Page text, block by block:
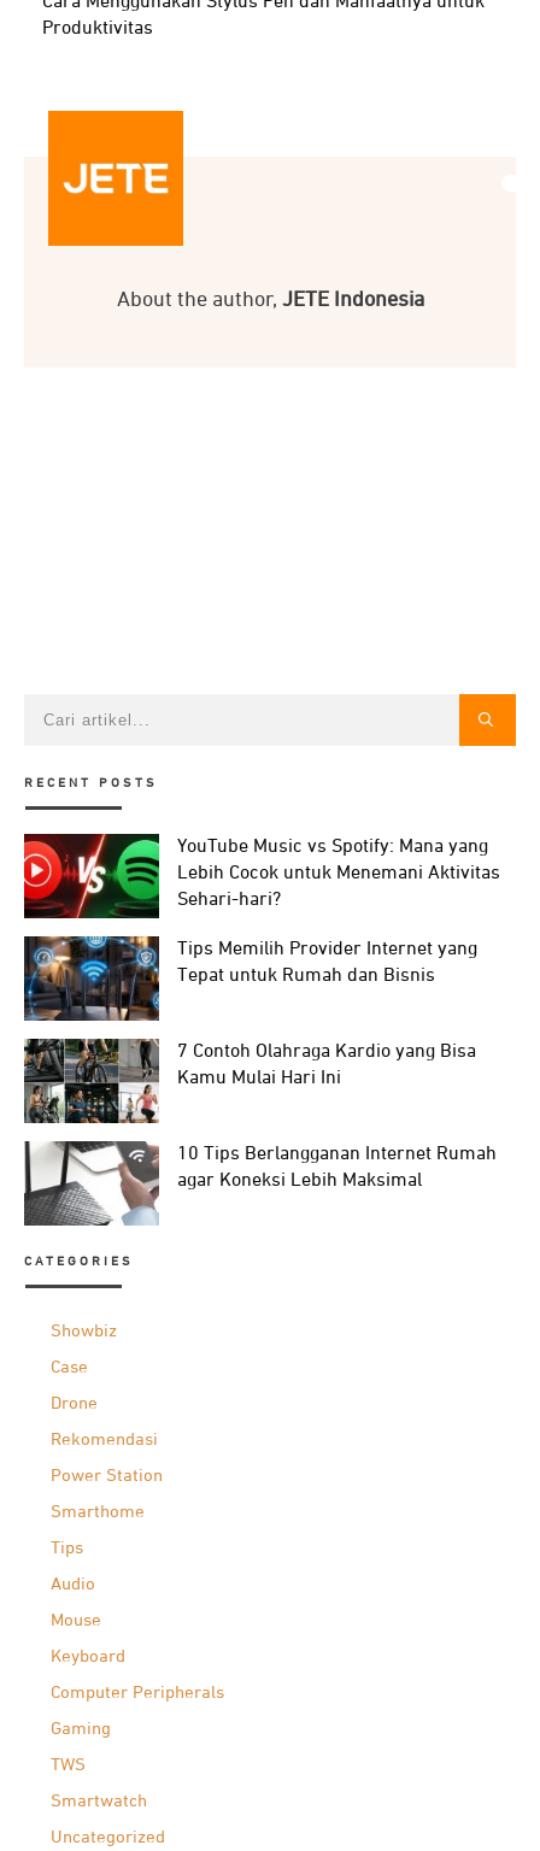
Produktivitas
About the author, JETE Indonesia
RECENT POSTS
YouTube Music vs Spotify: Mana yang
Lebih Cocok untuk Menemani Aktivitas
Sehari-hari?
Tips Memilih Provider Internet yang
Tepat untuk Rumah dan Bisnis
7 Contoh Olahraga Kardio yang Bisa
Kamu Mulai Hari Ini
10 Tips Berlangganan Internet Rumah
agar Koneksi Lebih Maksimal
CATEGORIES
Showbiz
Case
Drone
Rekomendasi
Power Station
Smarthome
Tips
Audio
Mouse
Keyboard
Computer Peripherals
Gaming
TWS
Smartwatch
Uncategorized